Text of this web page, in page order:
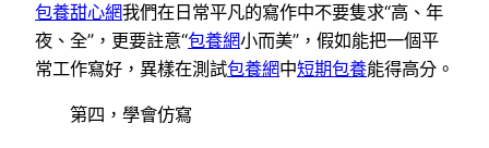
包養甜心網我們在日常平凡的寫作中不要隻求“高、年
夜、全”，更要註意“包養網小而美”，假如能把一個平
常工作寫好，異樣在測試包養網中短期包養能得高分。
第四，學會仿寫